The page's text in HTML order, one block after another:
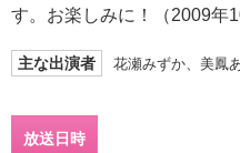
す。お楽しみに！（2009年
主な出演者 花瀬みずか、美鳳
放送日時